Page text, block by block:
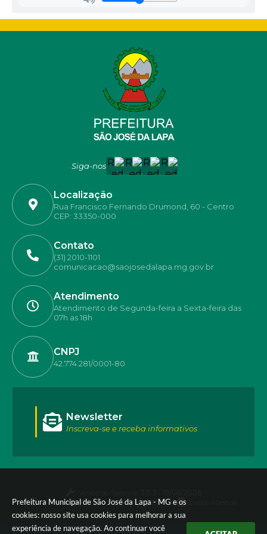
Prefeitura Municipal de São José da Lapa - MG e os
cookies: nosso site usa cookies para melhorar a sua
experiência de navegação. Ao continuar você
Siga-nos
Localização
Rua Francisco Fernando Drumond, 60 - Centro
CEP: 33350-000
Contato
(31) 2010-1101
comunicacao@saojosedalapa.mg.gov.br
Atendimento
Atendimento de Segunda-feira a Sexta-feira das
07h as 18h
CNPJ
42.774.281/0001-80
Newsletter
Inscreva-se e receba informativos
Portal atualizado em:07/08/2026 17:50